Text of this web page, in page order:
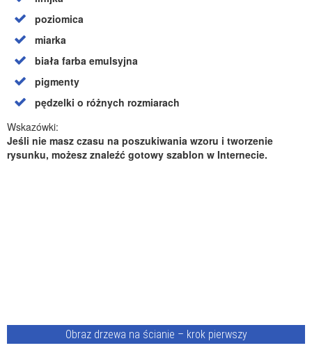
poziomica
miarka
biała farba emulsyjna
pigmenty
pędzelki o różnych rozmiarach
Wskazówki:
Jeśli nie masz czasu na poszukiwania wzoru i tworzenie
rysunku, możesz znaleźć gotowy szablon w Internecie.
Obraz drzewa na ścianie – krok pierwszy